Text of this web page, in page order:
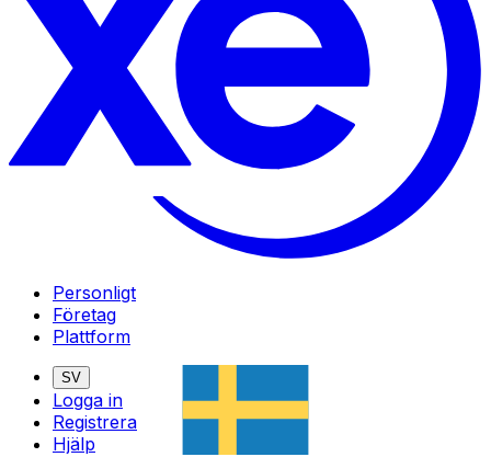
Personligt
Företag
Plattform
SV
Logga in
Registrera
Hjälp